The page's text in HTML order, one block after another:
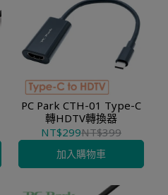
PC Park CTH-01 Type-C
轉HDTV轉換器
NT$299NT$399
加入購物車